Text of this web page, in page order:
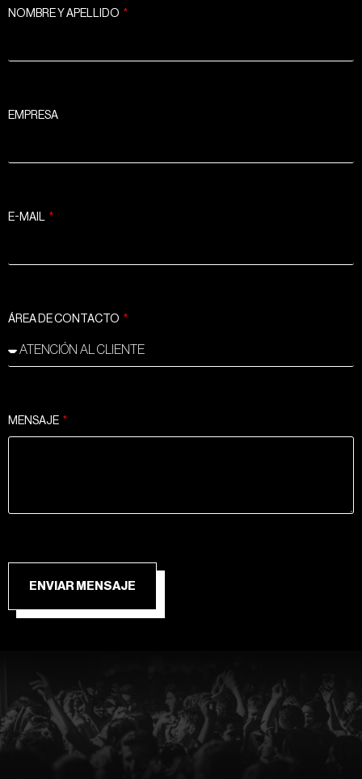
NOMBRE Y APELLIDO
EMPRESA
E-MAIL
ÁREA DE CONTACTO
MENSAJE
ENVIAR MENSAJE